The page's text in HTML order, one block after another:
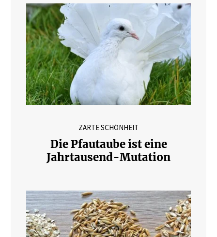
ZARTE SCHÖNHEIT
Die Pfautaube ist eine
Jahrtausend-Mutation